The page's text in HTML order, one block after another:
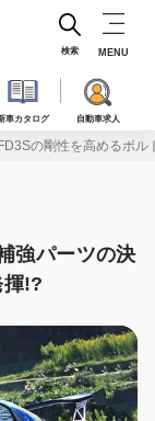
車カタログ 自動車求人
検索 MENU
FD3Sの剛性を高めるボ
強パーツの決
揮!?